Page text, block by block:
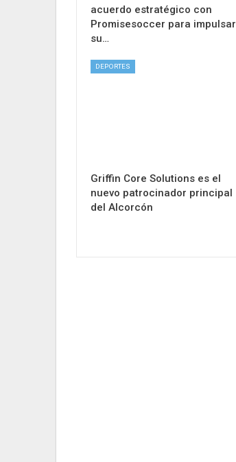
acuerdo estratégico con
Promisesoccer para impulsar
su…
DEPORTES
Griffin Core Solutions es el
nuevo patrocinador principal
del Alcorcón